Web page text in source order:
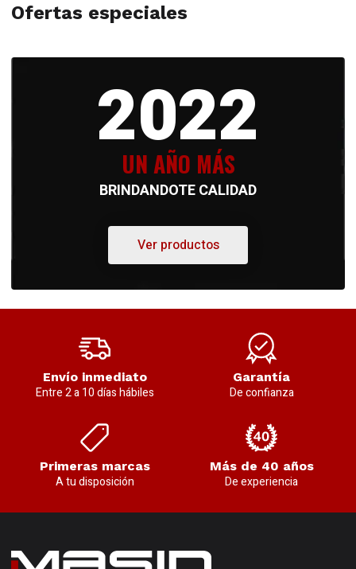
Ofertas especiales
2022
UN AÑO MÁS
BRINDANDOTE CALIDAD
Ver productos
Envío inmediato
Entre 2 a 10 días hábiles
Garantía
De confianza
Primeras marcas
A tu disposición
Más de 40 años
De experiencia